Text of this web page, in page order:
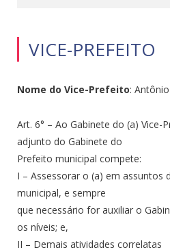
VICE-PREFEITO
Nome do Vice-Prefeito:
Art. 6° – Ao Gabinete do (a)
adjunto do Gabinete do
Prefeito municipal compete:
I – Assessorar o (a) em assuntos
municipal, e sempre
que necessário for auxiliar o
os níveis; e,
II – Demais atividades correlatas